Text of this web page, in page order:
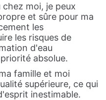
chez moi, je peux
et sûre pour ma
les
les risques de
d'eau
absolue.
famille et moi
supérieure, ce qui
inestimable.